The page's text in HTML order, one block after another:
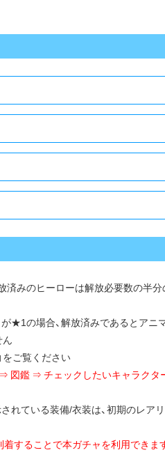
済みのヒーローは解放必要数の半分
★1の場合、解放済みであるとアニ
をご覧ください
図鑑 ⇒ チェックしたいキャラクタ
れている装備/衣装は、初期のレア
着することで本ガチャを利用できま